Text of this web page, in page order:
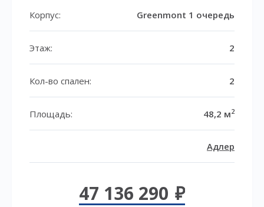
Корпус: Greenmont 1 очередь
Этаж: 2
Кол-во спален: 2
Площадь: 48,2 м2
Адлер
47 136 290